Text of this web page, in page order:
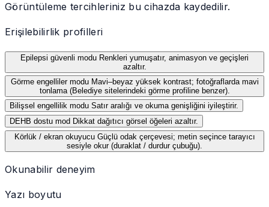
Görüntüleme tercihleriniz bu cihazda kaydedilir.
Erişilebilirlik profilleri
Epilepsi güvenli modu Renkleri yumuşatır, animasyon ve geçişleri
azaltır.
Görme engelliler modu Mavi–beyaz yüksek kontrast; fotoğraflarda mavi
tonlama (Belediye sitelerindeki görme profiline benzer).
Bilişsel engellilik modu Satır aralığı ve okuma genişliğini iyileştirir.
DEHB dostu mod Dikkat dağıtıcı görsel öğeleri azaltır.
Körlük / ekran okuyucu Güçlü odak çerçevesi; metin seçince tarayıcı
sesiyle okur (duraklat / durdur çubuğu).
Okunabilir deneyim
Yazı boyutu